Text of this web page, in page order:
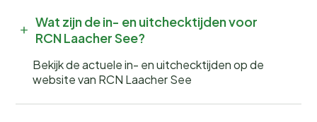
Wat zijn de in- en uitchecktijden voor
RCN Laacher See?
Bekijk de actuele in- en uitchecktijden op de
website van RCN Laacher See